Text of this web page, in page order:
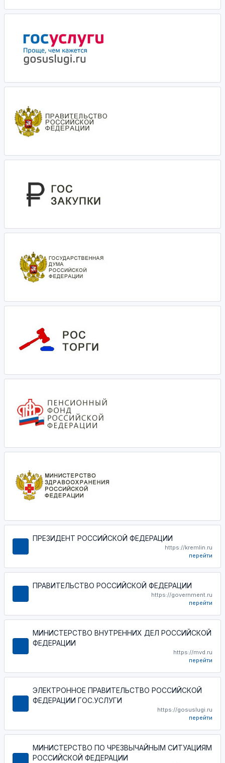
ПРЕЗИДЕНТ РОССИЙСКОЙ ФЕДЕРАЦИИ
https://kremlin.ru
перейти
ПРАВИТЕЛЬСТВО РОССИЙСКОЙ ФЕДЕРАЦИИ
https://government.ru
перейти
МИНИСТЕРСТВО ВНУТРЕННИХ ДЕЛ РОССИЙСКОЙ
ФЕДЕРАЦИИ
https://mvd.ru
перейти
ЭЛЕКТРОННОЕ ПРАВИТЕЛЬСТВО РОССИЙСКОЙ
ФЕДЕРАЦИИ ГОС.УСЛУГИ
https://gosuslugi.ru
перейти
МИНИСТЕРСТВО ПО ЧРЕЗВЫЧАЙНЫМ СИТУАЦИЯМ
РОССИЙСКОЙ ФЕДЕРАЦИИ